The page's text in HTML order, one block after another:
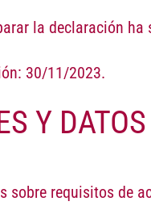
la declaración
30/11/2023.
Y
sobre requisitos de